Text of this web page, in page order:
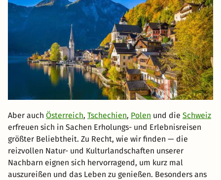
Aber auch Österreich, Tschechien, Polen und die Schweiz
erfreuen sich in Sachen Erholungs- und Erlebnisreisen
größter Beliebtheit. Zu Recht, wie wir finden — die
reizvollen Natur- und Kulturlandschaften unserer
Nachbarn eignen sich hervorragend, um kurz mal
auszureißen und das Leben zu genießen. Besonders ans